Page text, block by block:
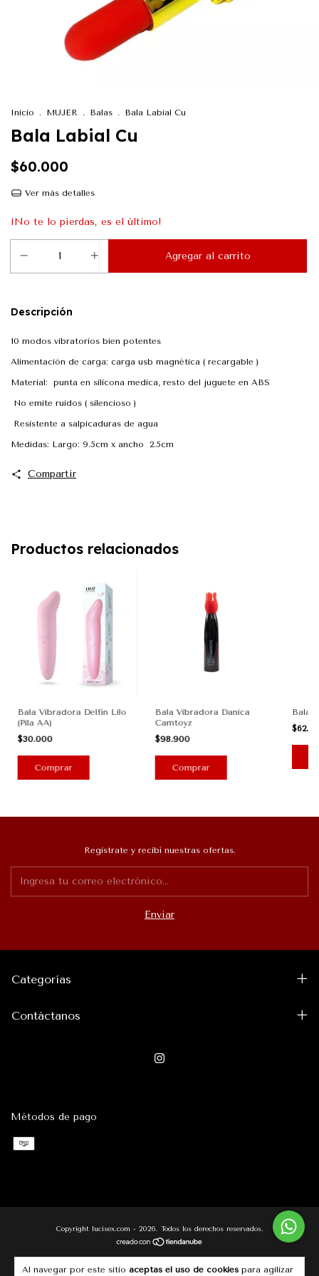
Al navegar por este sitio aceptas el uso de cookies para agilizar
Inicio . MUJER . Balas . Bala Labial Cu
Bala Labial Cu
$60.000
Ver más detalles
¡No te lo pierdas, es el último!
Descripción
10 modos vibratorios bien potentes
Alimentación de carga: carga usb magnética ( recargable )
Material: punta en silicona medica, resto del juguete en ABS
No emite ruidos ( silencioso )
Resistente a salpicaduras de agua
Medidas: Largo: 9.5cm x ancho 2.5cm
Compartir
Productos relacionados
Bala Vibradora Delfín Lilo
(Pila AA)
$30.000
Bala Vibradora Danica
Camtoyz
$98.900
Bala
Registrate y recibí nuestras ofertas.
Categorías
Contáctanos
Métodos de pago
Copyright lucisex.com - 2026. Todos los derechos reservados.